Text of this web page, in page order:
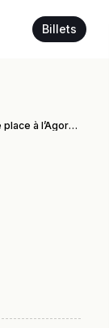
Billets
Charles-Alexis Desgagnés se taille une place à l’Agora de la danse